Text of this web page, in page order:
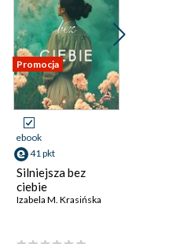
Promocja
ebook
41 pkt
Silniejsza bez
ciebie
Izabela M. Krasińska